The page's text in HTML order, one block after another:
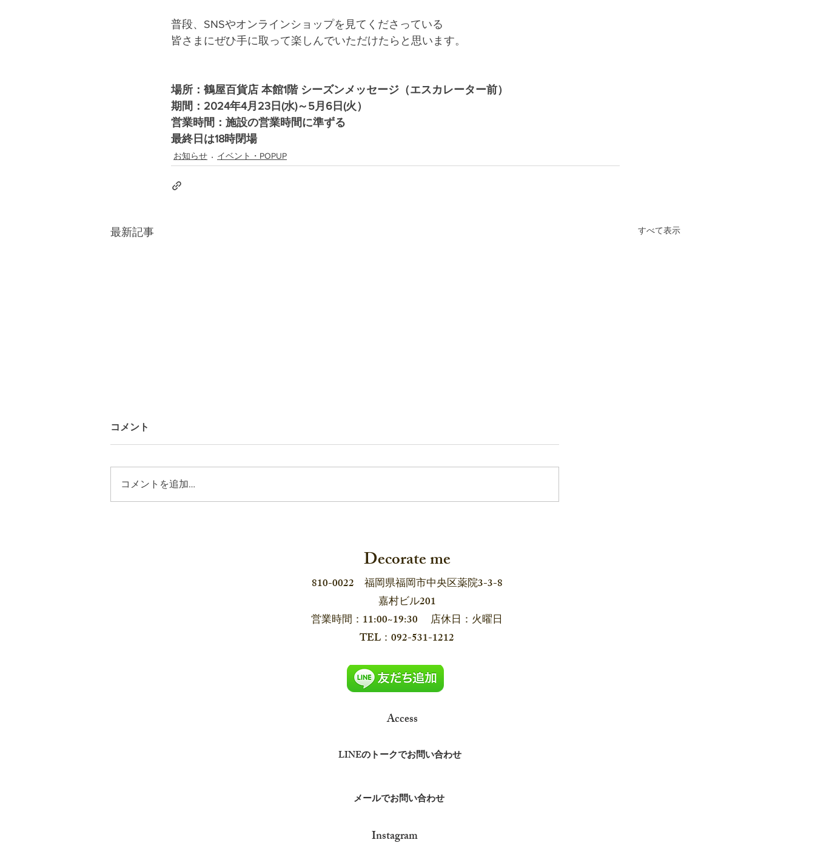
普段、SNSやオンラインショップを見てくださっている
皆さまにぜひ手に取って楽しんでいただけたらと思います。
場所：鶴屋百貨店 本館1階 シーズンメッセージ（エスカレーター前）
期間：2024年4月23日(水)～5月6日(火）
営業時間：施設の営業時間に準ずる
最終日は18時閉場
お知らせ イベント・POPUP
最新記事 すべて表示
コメント
コメントを追加…
Decorate me
810-0022 福岡県福岡市中央区薬院3-3-8
嘉村ビル201
営業時間：11:00~19:30 店休日：火曜日
​TEL：092-531-1212
Access
LINEのトークでお問い合わせ
メールでお問い合わせ
​Instagram